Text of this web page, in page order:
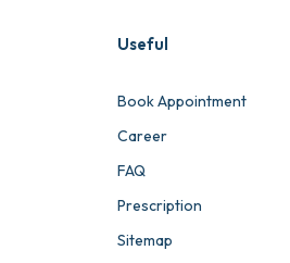
Useful
Book Appointment
Career
FAQ
Prescription
Sitemap